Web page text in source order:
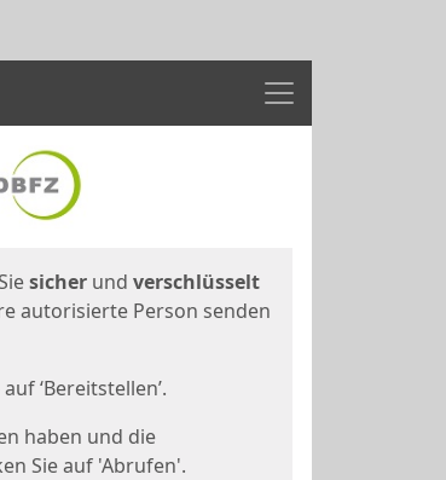
Menü
sicher und verschlüsselt
autorisierte Person senden
‘Bereitstellen’.
haben und die
Sie auf 'Abrufen'.